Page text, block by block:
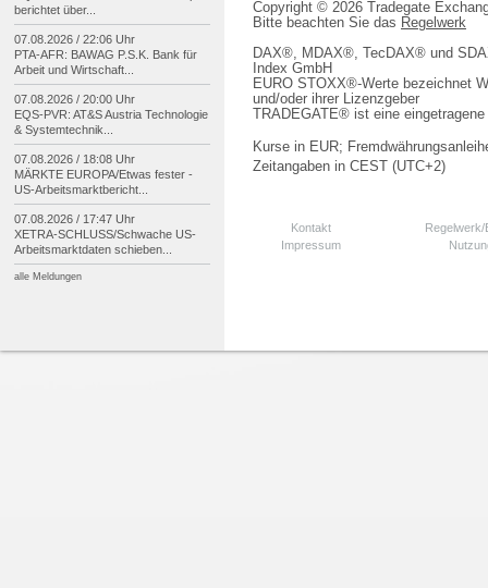
Copyright © 2026 Tradegate
Bitte beachten Sie das Regelwerk
DAX®, MDAX®, TecDAX® und
Index GmbH
EURO STOXX®-Werte bezeichnet
und/oder ihrer Lizenzgeber
TRADEGATE® ist eine
Kurse in EUR;
Zeitangaben in CEST (UTC+2)
Kontakt
Impressum
berichtet über...
07.08.2026 / 22:06 Uhr
PTA-AFR: BAWAG P.S.K. Bank für
Arbeit und Wirtschaft...
07.08.2026 / 20:00 Uhr
EQS-PVR: AT&S Austria Technologie
& Systemtechnik...
07.08.2026 / 18:08 Uhr
MÄRKTE EUROPA/Etwas fester -
US-Arbeitsmarktbericht...
07.08.2026 / 17:47 Uhr
XETRA-SCHLUSS/Schwache US-
Arbeitsmarktdaten schieben...
alle Meldungen